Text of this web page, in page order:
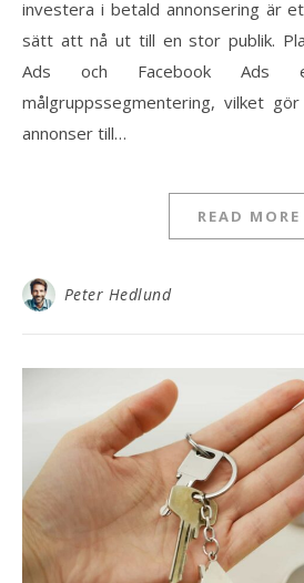
investera i betald annonsering är
sätt att nå ut till en stor publik.
Ads och Facebook Ads
målgruppssegmentering, vilket
annonser till…
READ MORE
Peter Hedlund